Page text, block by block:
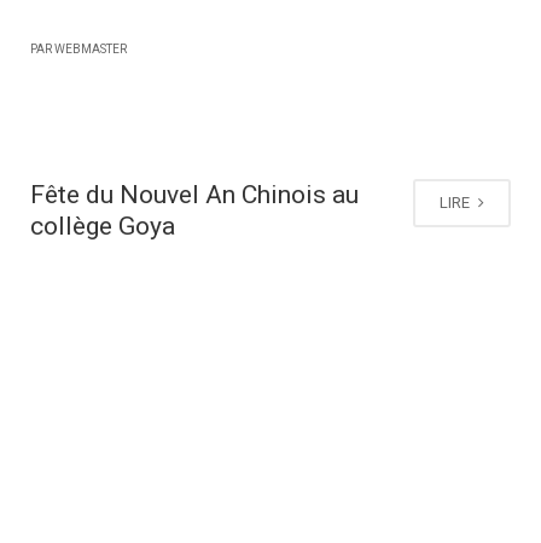
PAR WEBMASTER
LIRE
Fête du Nouvel An Chinois au
collège Goya